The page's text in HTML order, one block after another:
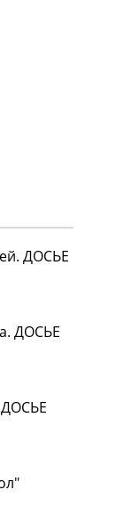
ДОСЬЕ
ДОСЬЕ